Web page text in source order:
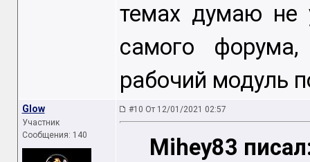
темах думаю не
самого
рабочий модуль
Glow
Участник
Сообщения: 140
#10 От 12/01/2021 02:57
Mihey83